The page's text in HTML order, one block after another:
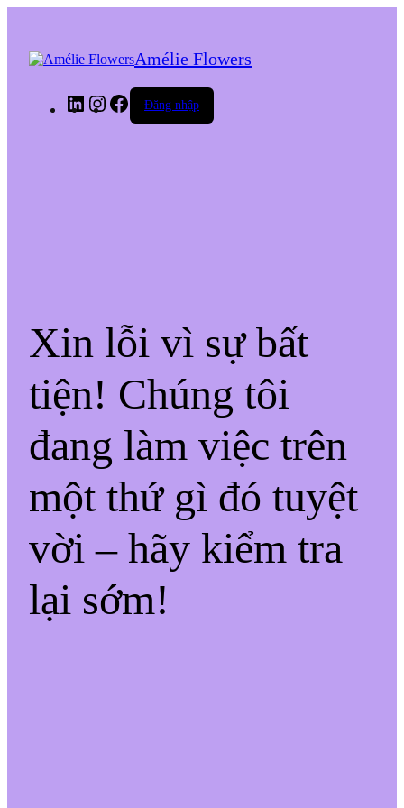
Amélie Flowers
LinkedInInstagram
Facebook
Đăng nhập
Xin lỗi vì sự bất
tiện! Chúng tôi
đang làm việc trên
một thứ gì đó tuyệt
vời – hãy kiểm tra
lại sớm!